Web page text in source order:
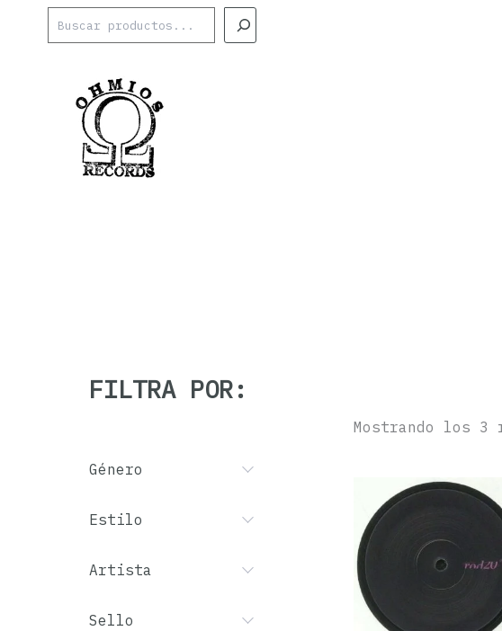
FILTRA POR:
Género
Estilo
Artista
Sello
Mostrando los 3